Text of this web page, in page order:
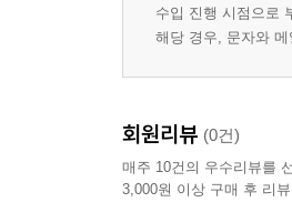
수입 진행 시점으로
해당 경우, 문자와
회원리뷰 (0건)
매주 10건의 우수리뷰를
3,000원 이상 구매 후 리